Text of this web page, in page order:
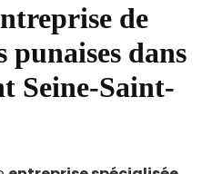
de
dans
Seine-Saint-